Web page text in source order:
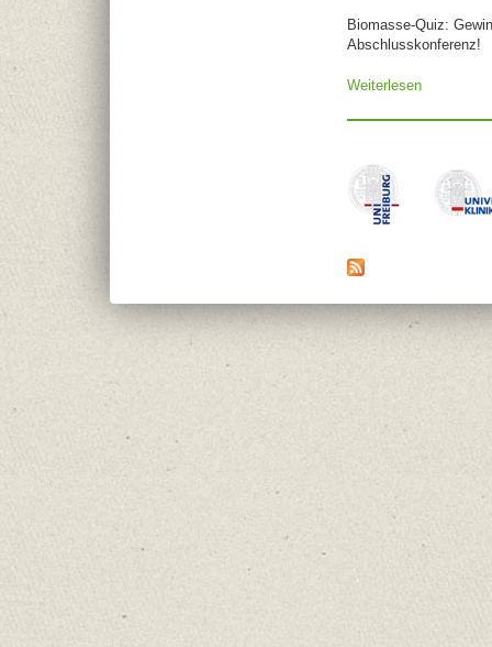
Biomasse-Quiz:
Abschlusskonferenz!
Weiterlesen